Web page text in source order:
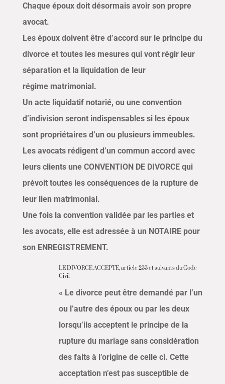
Chaque époux doit désormais avoir son propre
avocat.
Les époux doivent être d’accord sur le principe du
divorce et toutes les mesures qui vont régir leur
séparation et la liquidation de leur
régime matrimonial.
Un acte liquidatif notarié, ou une convention
d’indivision seront indispensables si les époux
sont propriétaires d’un ou plusieurs immeubles.
Les avocats rédigent d’un commun accord avec
leurs clients une CONVENTION DE DIVORCE qui
prévoit toutes les conséquences de la rupture de
leur lien matrimonial.
Une fois la convention validée par les parties et
les avocats, elle est adressée à un NOTAIRE pour
son ENREGISTREMENT.
LE DIVORCE ACCEPTE, article 233 et suivants du Code
Civil
« Le divorce peut être demandé par l’un
ou l’autre des époux ou par les deux
lorsqu’ils acceptent le principe de la
rupture du mariage sans considération
des faits à l’origine de celle ci. Cette
acceptation n’est pas susceptible de